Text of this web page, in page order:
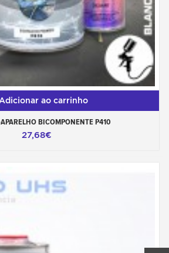
Adicionar ao carrinho
BICOMPONENTE P410
27,68€